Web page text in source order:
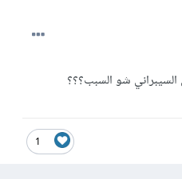
شو السبب؟؟؟
1